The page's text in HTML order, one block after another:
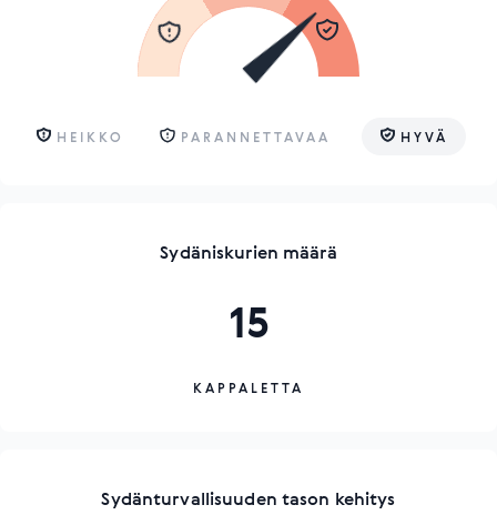
HEIKKO PARANNETTAVAA HYVÄ
Sydäniskurien määrä
15
KAPPALETTA
Sydänturvallisuuden tason kehitys